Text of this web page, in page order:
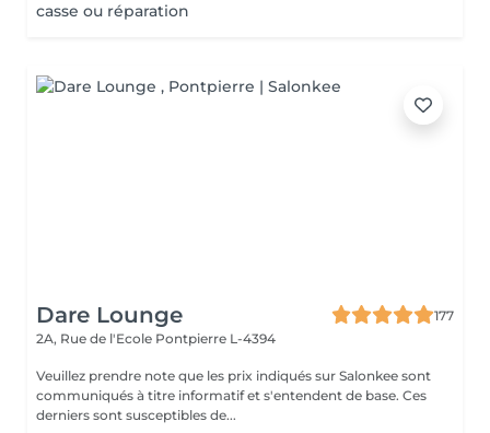
casse ou réparation
Dare Lounge
177
2A, Rue de l'Ecole Pontpierre L-4394
Veuillez prendre note que les prix indiqués sur Salonkee sont
communiqués à titre informatif et s'entendent de base. Ces
derniers sont susceptibles de...